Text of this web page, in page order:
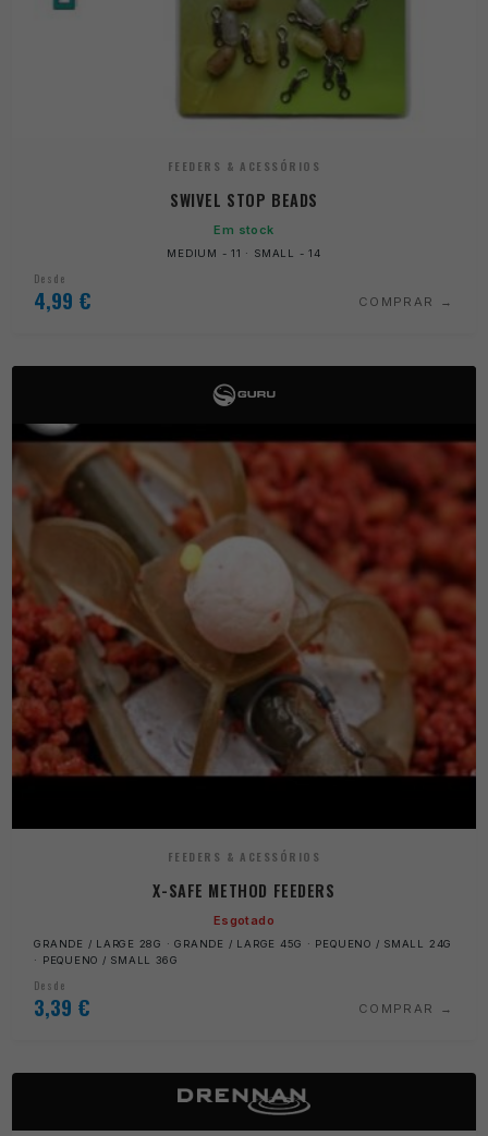
FEEDERS & ACESSÓRIOS
SWIVEL STOP BEADS
Em stock
MEDIUM - 11 · SMALL - 14
Desde
4,99 € COMPRAR
FEEDERS & ACESSÓRIOS
X-SAFE METHOD FEEDERS
Esgotado
GRANDE / LARGE 28G · GRANDE / LARGE 45G · PEQUENO / SMALL 24G
· PEQUENO / SMALL 36G
Desde
3,39 € COMPRAR